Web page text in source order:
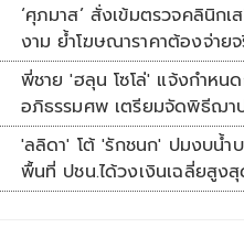
‘ศุภมาส’ สั่งเข้มตรวจคลินิกเ
งาม ย้ำโฆษณาราคาต้องจ่าย
พี่ชาย 'ฮลุน โซโล่' แจ้งกำหน
อภิธรรมศพ เตรียมจัดพิธีฌา
ส.ค.
'ลลิดา' โต้ 'รักชนก' ปมงบน้ำ
พื้นที่ ปชน.ได้วงเงินเฉลี่ยสูง